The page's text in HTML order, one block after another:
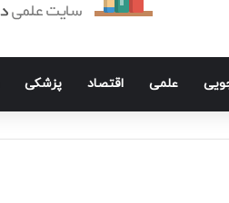
علمی اقتصاد پزشکی